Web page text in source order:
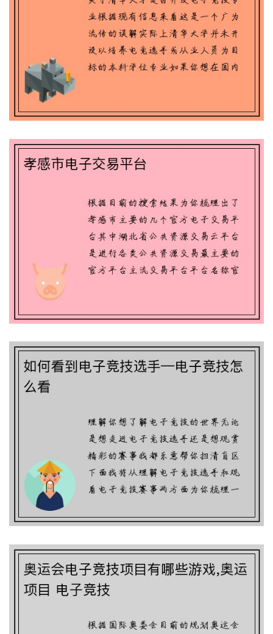
孝感市电子交易平台
如何看到电子竞技选手—电子竞技怎么看
奥运会电子竞技项目有哪些游戏,奥运项
目 电子竞技